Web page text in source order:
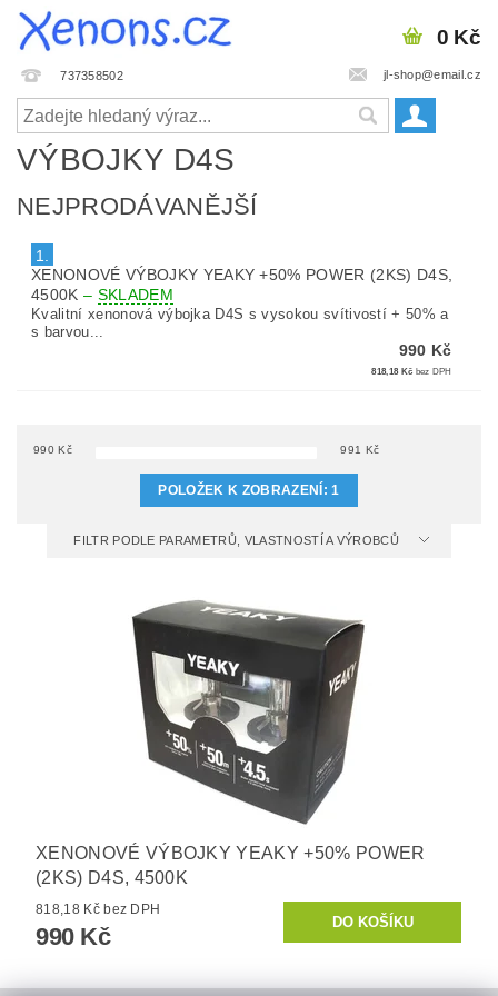
737358502 jl-shop@email.cz
0 Kč
VÝBOJKY D4S
NEJPRODÁVANĚJŠÍ
1.
XENONOVÉ VÝBOJKY YEAKY +50% POWER (2KS) D4S,
4500K– SKLADEM
Kvalitní xenonová výbojka D4S s vysokou svítivostí + 50% a
s barvou...
990 Kč
818,18 Kč bez DPH
990Kč 991 Kč
POLOŽEK K ZOBRAZENÍ:1
FILTR PODLE PARAMETRŮ, VLASTNOSTÍ A VÝROBCŮ
XENONOVÉ VÝBOJKY YEAKY +50% POWER
(2KS) D4S, 4500K
818,18 Kč bez DPH
990 Kč